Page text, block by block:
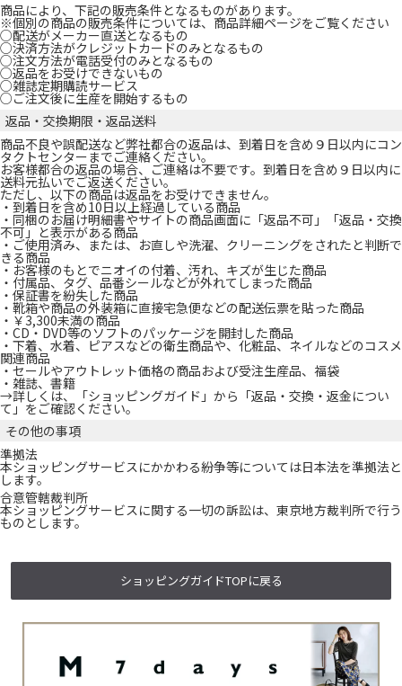
商品により、下記の販売条件となるものがあります。
※個別の商品の販売条件については、商品詳細ページをご覧ください
○配送がメーカー直送となるもの
○決済方法がクレジットカードのみとなるもの
○注文方法が電話受付のみとなるもの
○返品をお受けできないもの
○雑誌定期購読サービス
○ご注文後に生産を開始するもの
返品・交換期限・返品送料
商品不良や誤配送など弊社都合の返品は、到着日を含め９日以内にコン
タクトセンターまでご連絡ください。
お客様都合の返品の場合、ご連絡は不要です。到着日を含め９日以内に
送料元払いでご返送ください。
ただし、以下の商品は返品をお受けできません。
・到着日を含め10日以上経過している商品
・同梱のお届け明細書やサイトの商品画面に「返品不可」「返品・交換
不可」と表示がある商品
・ご使用済み、または、お直しや洗濯、クリーニングをされたと判断で
きる商品
・お客様のもとでニオイの付着、汚れ、キズが生じた商品
・付属品、タグ、品番シールなどが外れてしまった商品
・保証書を紛失した商品
・靴箱や商品の外装箱に直接宅急便などの配送伝票を貼った商品
・￥3,300未満の商品
・CD・DVD等のソフトのパッケージを開封した商品
・下着、水着、ピアスなどの衛生商品や、化粧品、ネイルなどのコスメ
関連商品
・セールやアウトレット価格の商品および受注生産品、福袋
・雑誌、書籍
→詳しくは、「ショッピングガイド 」から「返品・交換・返金につい
て 」をご確認ください。
その他の事項
準拠法
本ショッピングサービスにかかわる紛争等については日本法を準拠法と
します。
合意管轄裁判所
本ショッピングサービスに関する一切の訴訟は、東京地方裁判所で行う
ものとします。
ショッピングガイドTOPに戻る